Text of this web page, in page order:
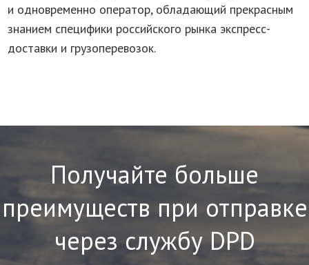
и одновременно оператор, обладающий прекрасным
знанием специфики российского рынка экспресс-
доставки и грузоперевозок.
Получайте больше
преимуществ при отправке
через службу DPD